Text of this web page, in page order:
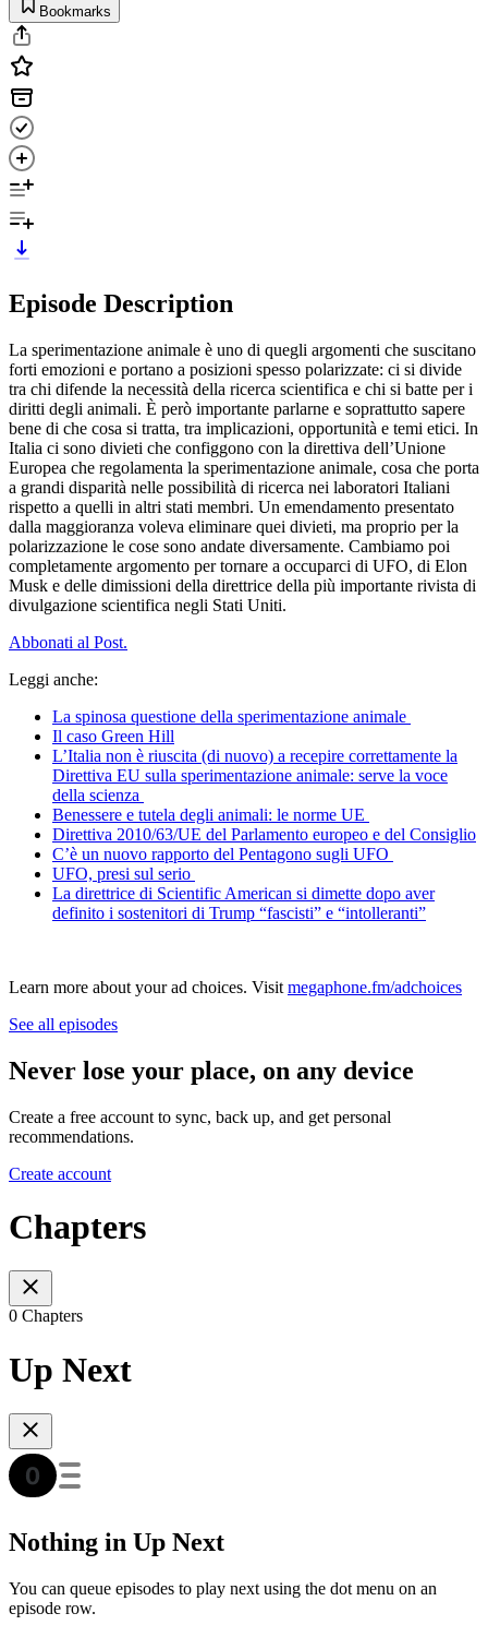
Bookmarks
Episode Description
La sperimentazione animale è uno di quegli argomenti che suscitano
forti emozioni e portano a posizioni spesso polarizzate: ci si divide
tra chi difende la necessità della ricerca scientifica e chi si batte per i
diritti degli animali. È però importante parlarne e soprattutto sapere
bene di che cosa si tratta, tra implicazioni, opportunità e temi etici. In
Italia ci sono divieti che configgono con la direttiva dell’Unione
Europea che regolamenta la sperimentazione animale, cosa che porta
a grandi disparità nelle possibilità di ricerca nei laboratori Italiani
rispetto a quelli in altri stati membri. Un emendamento presentato
dalla maggioranza voleva eliminare quei divieti, ma proprio per la
polarizzazione le cose sono andate diversamente. Cambiamo poi
completamente argomento per tornare a occuparci di UFO, di Elon
Musk e delle dimissioni della direttrice della più importante rivista di
divulgazione scientifica negli Stati Uniti.
Abbonati al Post.
Leggi anche:
La spinosa questione della sperimentazione animale
Il caso Green Hill
L’Italia non è riuscita (di nuovo) a recepire correttamente la
Direttiva EU sulla sperimentazione animale: serve la voce
della scienza
Benessere e tutela degli animali: le norme UE
Direttiva 2010/63/UE del Parlamento europeo e del Consiglio
C’è un nuovo rapporto del Pentagono sugli UFO
UFO, presi sul serio
La direttrice di Scientific American si dimette dopo aver
definito i sostenitori di Trump “fascisti” e “intolleranti”
Learn more about your ad choices. Visit megaphone.fm/adchoices
See all episodes
Never lose your place, on any device
Create a free account to sync, back up, and get personal
recommendations.
Create account
Chapters
0 Chapters
Up Next
Nothing in Up Next
You can queue episodes to play next using the dot menu on an
episode row.